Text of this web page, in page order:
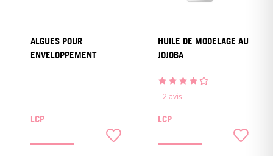
ALGUES POUR
ENVELOPPEMENT
LCP
HUILE DE MODELAGE AU
JOJOBA
2 avis
LCP